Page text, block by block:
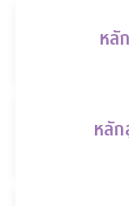
หลั
หลั